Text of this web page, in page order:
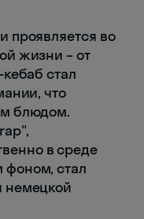
проявляется во
жизни – от
стал
что
блюдом.
в среде
стал
немецкой